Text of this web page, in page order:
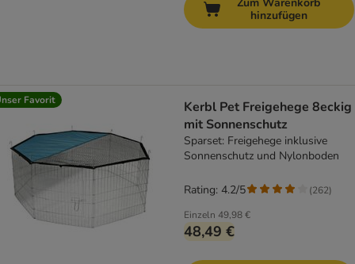
hinzufügen
Favorit
Kerbl Pet Freigehege 8eckig
mit Sonnenschutz
Sparset: Freigehege inklusive
Sonnenschutz und Nylonboden
Einzeln 49,98 €
48,49 €
Rating: 4.2/5 (262)